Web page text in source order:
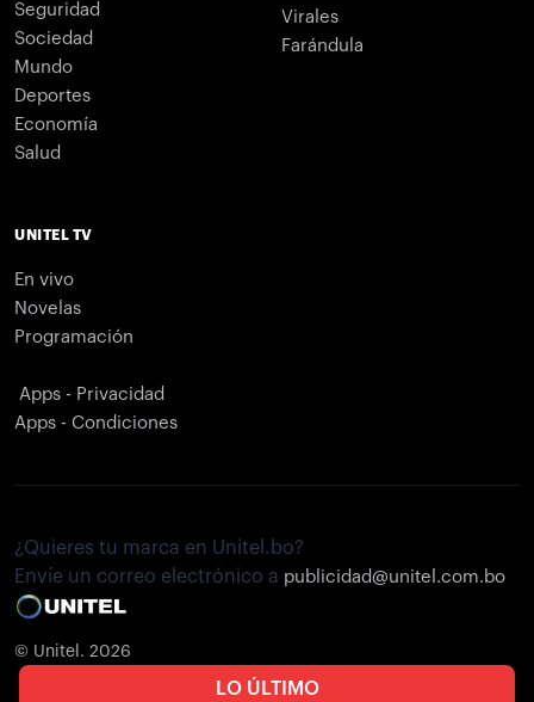
LO ÚLTIMO
Seguridad
Sociedad
Mundo
Deportes
Economía
Salud
Virales
Farándula
UNITEL TV
En vivo
Novelas
Programación
Apps - Privacidad
Apps - Condiciones
¿Quieres tu marca en Unitel.bo?
Envíe un correo electrónico a publicidad@unitel.com.bo
© Unitel. 2026